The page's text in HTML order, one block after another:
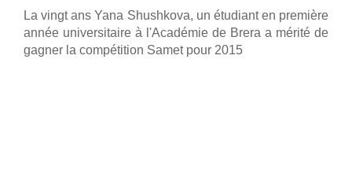
La vingt ans Yana Shushkova, un étudiant en première
année universitaire à l'Académie de Brera a mérité de
gagner la compétition Samet pour 2015